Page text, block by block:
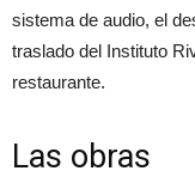
sistema de audio, el
traslado del Instituto
restaurante.
Las obras